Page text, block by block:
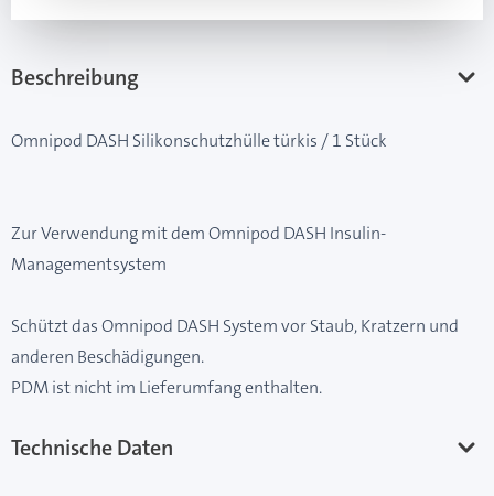
Beschreibung
Omnipod DASH Silikonschutzhülle türkis / 1 Stück
Zur Verwendung mit dem Omnipod DASH Insulin-
Managementsystem
Schützt das Omnipod DASH System vor Staub, Kratzern und
anderen Beschädigungen.
PDM ist nicht im Lieferumfang enthalten.
Technische Daten